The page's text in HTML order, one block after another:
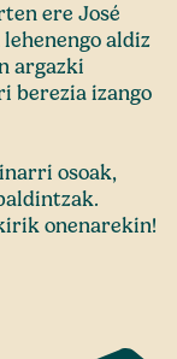
ere José
aldiz
argazki
berezia izango
osoak,
onenarekin!